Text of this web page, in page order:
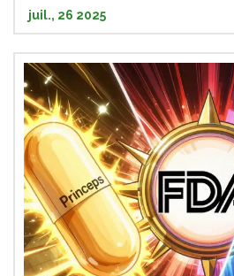
juil., 26 2025